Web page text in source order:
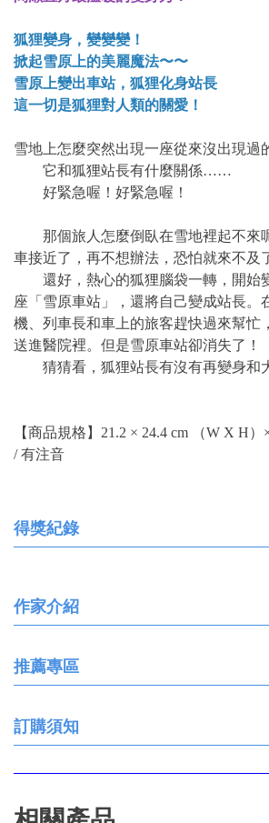
狐狸變身，變變變！
掀起雪原上的美麗魔法〜〜
雪原上變出車站，狐狸化身站長
這一切是狐狸對人類的關愛！
雪地上怎麼突然出現一座從來沒出現過
它和狐狸站長有什麼關係……
好緊急喔！好緊急喔！
那個旅人怎麼倒臥在雪地裡起不來
車接近了，再不想辦法，恐怕就來不及
還好，熱心的狐狸腦袋一轉，開始
座「雪原車站」，還將自己變成站長。
機、列車長和車上的旅客趕快過來幫忙
送進醫院裡。但是雪原車站卻消失了！
猜猜看，狐狸站長有沒有再變身和
【商品規格】21.2 × 24.4 cm （W X H
/ 有注音
得獎紀錄
作家介紹
推薦專區
訂購須知